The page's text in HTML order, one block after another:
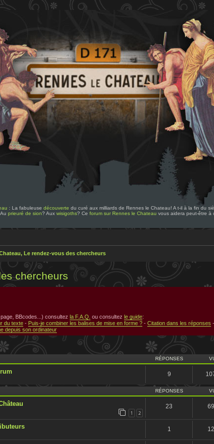
: La fabuleuse découverte du curé aux milliards de Rennes le Chateau! A t-il à la fin du
prieuré de sion? Aux wisigoths? Ce forum sur Rennes le Chateau vous aidera peut-être à
Le rendez-vous des chercheurs
chercheurs
BBcodes...) consultez la F.A.Q. ou consultez le guide:
du texte - Puis-je combiner les balises de mise en forme ? - Citation dans les réponses -
depuis son ordinateur
RÉPONSES
9
RÉPONSES
1 2
23
1